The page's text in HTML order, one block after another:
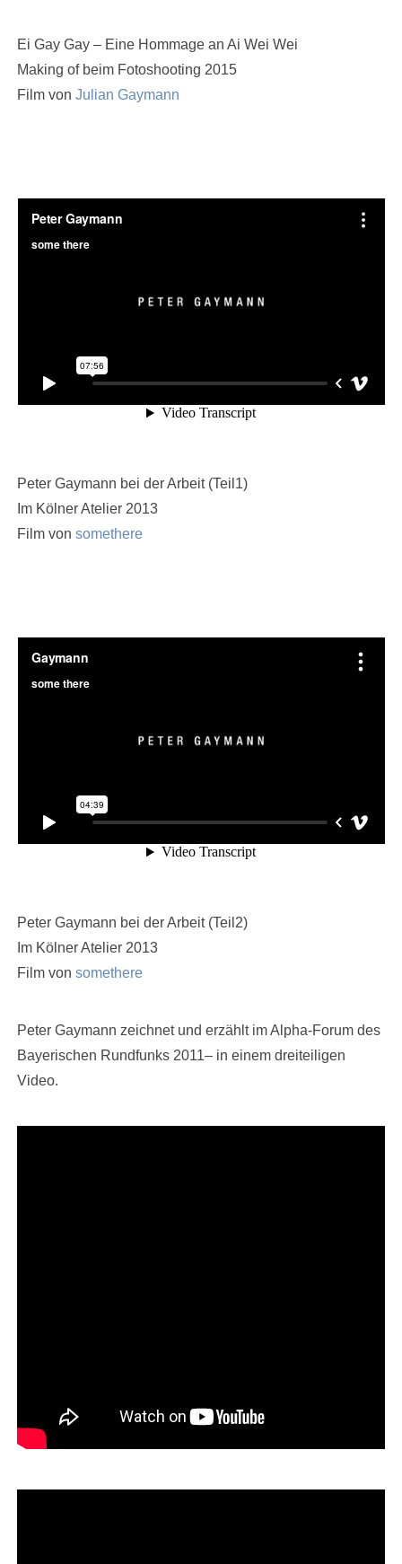
Ei Gay Gay – Eine Hommage an Ai Wei Wei
Making of beim Fotoshooting 2015
Film von Julian Gaymann
Peter Gaymann bei der Arbeit (Teil1)
Im Kölner Atelier 2013
Film von somethere
Peter Gaymann bei der Arbeit (Teil2)
Im Kölner Atelier 2013
Film von somethere
Peter Gaymann zeichnet und erzählt im Alpha-Forum des
Bayerischen Rundfunks 2011– in einem dreiteiligen
Video.